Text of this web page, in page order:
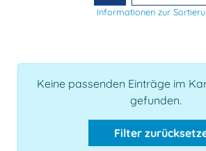
Informationen zur
Keine passenden Einträge im
gefunden.
Filter